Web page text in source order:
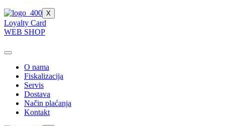
X
Loyalty Card
WEB SHOP
O nama
Fiskalizacija
Servis
Dostava
Način plaćanja
Kontakt